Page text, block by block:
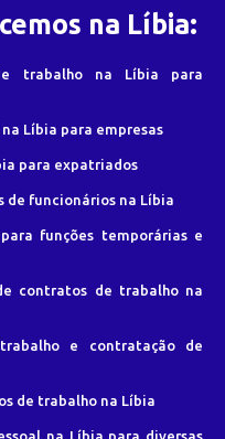
na Líbia:
trabalho na Líbia para
Líbia para empresas
para expatriados
de funcionários na Líbia
funções temporárias e
contratos de trabalho na
e contratação de
de trabalho na Líbia